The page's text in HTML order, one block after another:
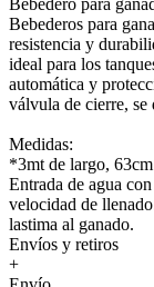
Bebederos para
resistencia y
ideal para los
automática y
válvula de cierre, se
Medidas:
*3mt de largo,
Entrada de agua
velocidad de
lastima al ganado.
Envíos y retiros
+